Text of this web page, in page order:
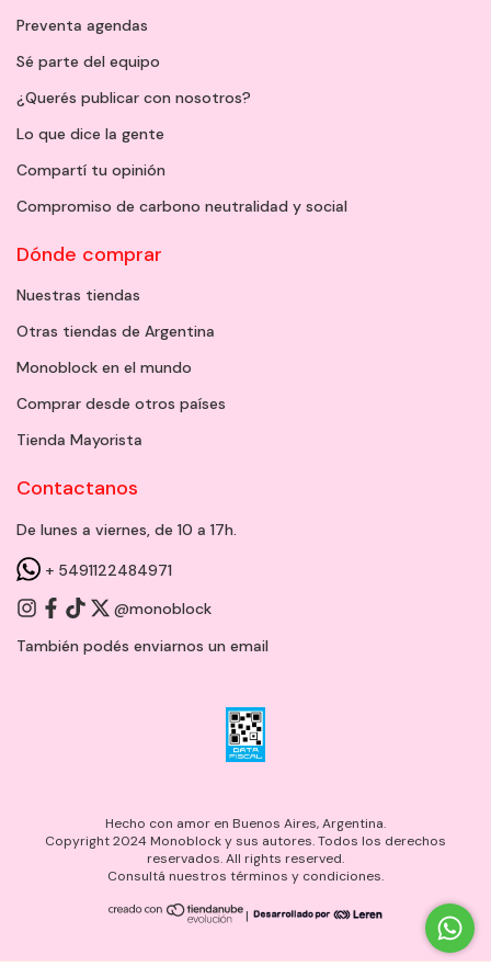
Preventa agendas
Sé parte del equipo
¿Querés publicar con nosotros?
Lo que dice la gente
Compartí tu opinión
Compromiso de carbono neutralidad y social
Dónde comprar
Nuestras tiendas
Otras tiendas de Argentina
Monoblock en el mundo
Comprar desde otros países
Tienda Mayorista
Contactanos
De lunes a viernes, de 10 a 17h.
+ 5491122484971
@monoblock
También podés enviarnos un email
Hecho con amor en Buenos Aires, Argentina.
Copyright 2024 Monoblock y sus autores. Todos los derechos
reservados. All rights reserved.
Consultá nuestros términos y condiciones.
|